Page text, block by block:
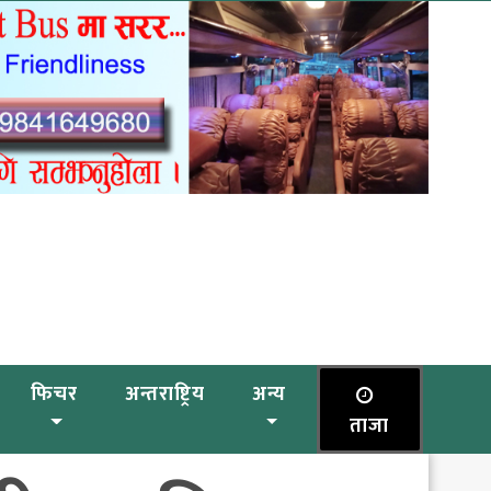
फिचर अन्तराष्ट्रिय
अन्य
ताजा